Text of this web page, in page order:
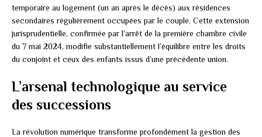
temporaire au logement (un an après le décès) aux résidences
secondaires régulièrement occupées par le couple. Cette extension
jurisprudentielle, confirmée par l’arrêt de la première chambre civile
du 7 mai 2024, modifie substantiellement l’équilibre entre les droits
du conjoint et ceux des enfants issus d’une précédente union.
L’arsenal technologique au service
des successions
La révolution numérique transforme profondément la gestion des